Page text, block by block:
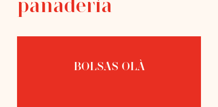
panadería
BOLSAS OLÀ